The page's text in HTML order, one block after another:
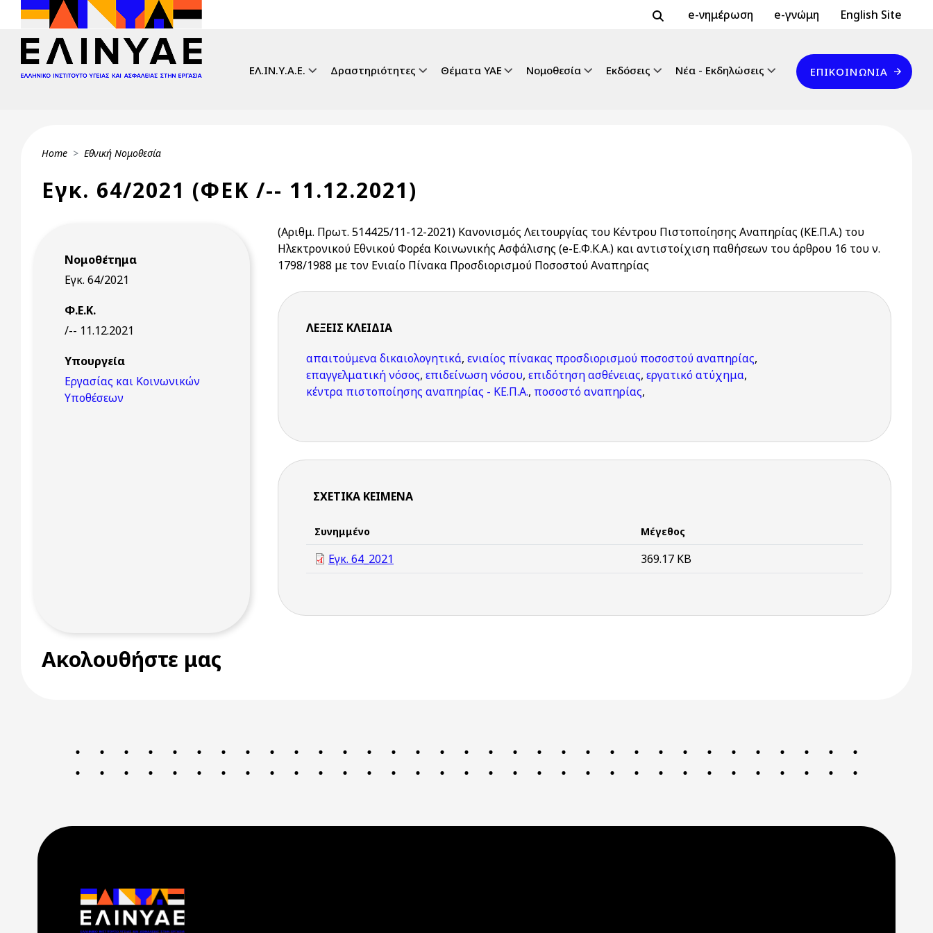
Skip to main content Header Top 2
e-νημέρωση e-γνώμη Header Top
English Site
ΕΛ.ΙΝ.Υ.Α.Ε. Δραστηριότητες Θέματα ΥΑΕ Νομοθεσία Εκδόσεις Νέα - Εκδηλώσεις
Επικοινωνία
ΕΠΙΚΟΙΝΩΝΊΑ
Breadcrumb
Home Εθνική Νομοθεσία
Εγκ. 64/2021 (ΦΕΚ /-- 11.12.2021)
Νομοθέτημα
Εγκ. 64/2021
Φ.Ε.Κ.
/-- 11.12.2021
Υπουργεία
Εργασίας και Κοινωνικών
Υποθέσεων
(Αριθμ. Πρωτ. 514425/11-12-2021) Κανονισμός Λειτουργίας του Κέντρου Πιστοποίησης Αναπηρίας (ΚΕ.Π.Α.) του
Ηλεκτρονικού Εθνικού Φορέα Κοινωνικής Ασφάλισης (e-Ε.Φ.Κ.Α.) και αντιστοίχιση παθήσεων του άρθρου 16 του ν.
1798/1988 με τον Ενιαίο Πίνακα Προσδιορισμού Ποσοστού Αναπηρίας
ΛΈΞΕΙΣ KΛΕΙΔΙΆ
απαιτούμενα δικαιολογητικά, ενιαίος πίνακας προσδιορισμού ποσοστού αναπηρίας,
επαγγελματική νόσος, επιδείνωση νόσου, επιδότηση ασθένειας, εργατικό ατύχημα,
κέντρα πιστοποίησης αναπηρίας - ΚΕ.Π.Α., ποσοστό αναπηρίας,
ΣΧΕΤΙΚΆ ΚΕΊΜΕΝΑ
Συνημμένο Μέγεθος
Εγκ. 64_2021 369.17 KB
Ακολουθήστε μας